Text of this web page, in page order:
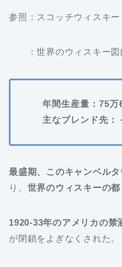
参照：スコッチウィスキ
：世界のウィスキー図
年間生産量：75万
主なブレンド先：
最盛期、このキャンベル
り、 世界のウィスキーの都
1920-33年のアメリカの禁
が閉鎖をよぎなくされた。